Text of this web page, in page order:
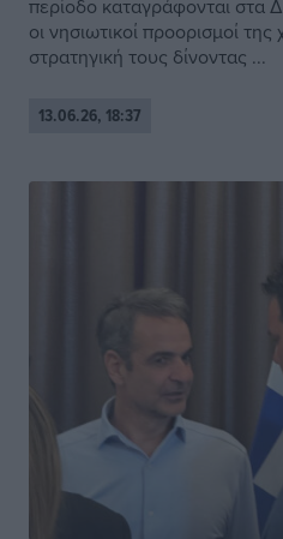
περίοδο καταγράφονται
οι νησιωτικοί προορισμοί
στρατηγική τους δίνοντας ...
13.06.26, 18:37